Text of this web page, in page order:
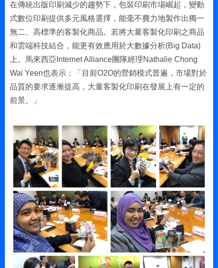
在傳統出版印刷減少的趨勢下，包裝印刷市場崛起，變動
式數位印刷提供多元風格選擇，能毫不費力地製作出獨一
無二、高標準的客製化商品。若將大量客製化印刷之商品
和雲端科技結合，能更有效應用於大數據分析(Big Data)
上。馬來西亞Internet Alliance團隊經理Nathalie Chong
Wai Yeen也表示：「目前O2O的營銷模式普遍，市場對於
品質的要求逐漸提高，大量客製化印刷在發展上有一定的
前景。」